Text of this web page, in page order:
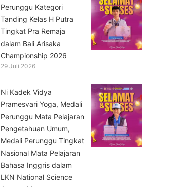
Perunggu Kategori
Tanding Kelas H Putra
Tingkat Pra Remaja
dalam Bali Arisaka
Championship 2026
29 Juli 2026
⁠Ni Kadek Vidya
Pramesvari Yoga, Medali
Perunggu Mata Pelajaran
Pengetahuan Umum,
Medali Perunggu Tingkat
Nasional Mata Pelajaran
Bahasa Inggris dalam
LKN National Science